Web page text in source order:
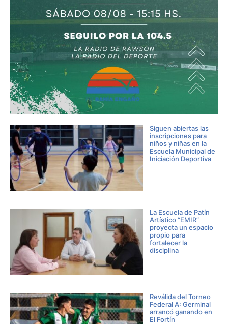
Siguen abiertas las
inscripciones para
niños y niñas en la
Escuela Municipal de
Iniciación Deportiva
La Escuela de Patín
Artístico “EMIR”
proyecta un espacio
propio para
fortalecer la
disciplina
Reválida del Torneo
Federal A: Germinal
arrancó ganando en
El Fortín